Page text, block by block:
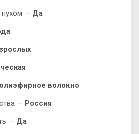
пухом — Да
волокно
— Россия
— Да